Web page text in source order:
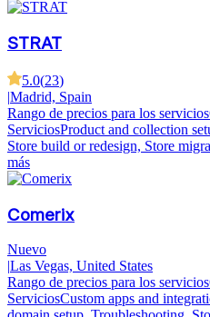
STRAT
5.0(23)
|Madrid, Spain
Rango de precios para los servicios
ServiciosProduct and collection
Store build or redesign, Store
más
Comerix
Nuevo
|Las Vegas, United States
Rango de precios para los servicios
ServiciosCustom apps and